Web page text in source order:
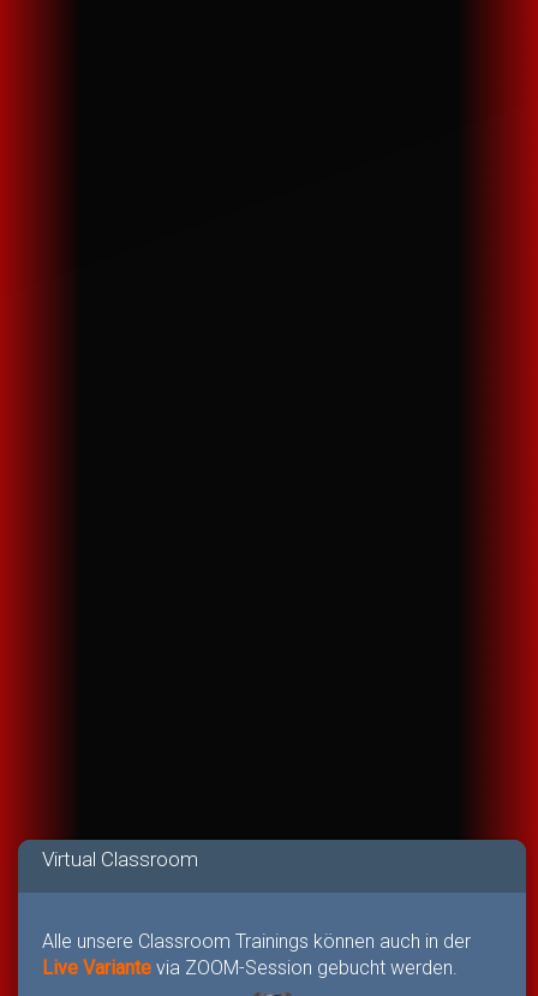
Virtual Classroom
Alle unsere Classroom Trainings können auch in der
Live Variante via ZOOM-Session gebucht werden.